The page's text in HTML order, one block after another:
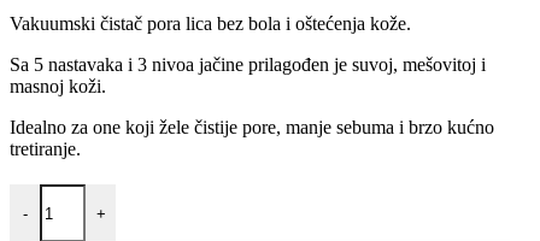
Vakuumski čistač pora lica bez bola i oštećenja kože.
Sa 5 nastavaka i 3 nivoa jačine prilagođen je suvoj, mešovitoj i
masnoj koži.
Idealno za one koji žele čistije pore, manje sebuma i brzo kućno
tretiranje.
-
Vakuumski čistač pora lica količina
+